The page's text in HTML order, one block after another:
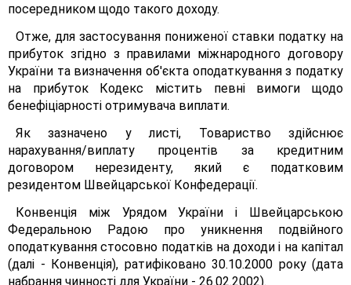
посередником щодо такого доходу.
Отже, для застосування пониженої ставки податку на
прибуток згідно з правилами міжнародного договору
України та визначення об'єкта оподаткування з податку
на прибуток Кодекс містить певні вимоги щодо
бенефіціарності отримувача виплати.
Як зазначено у листі, Товариство здійснює
нарахування/виплату процентів за кредитним
договором нерезиденту, який є податковим
резидентом Швейцарської Конфедерації.
Конвенція між Урядом України і Швейцарською
Федеральною Радою про уникнення подвійного
оподаткування стосовно податків на доходи і на капітал
(далі - Конвенція), ратифіковано 30.10.2000 року (дата
набрання чинності для України - 26.02.2002).